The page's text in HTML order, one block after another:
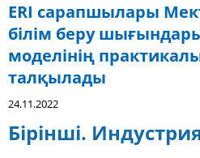
ERI сарапшылары
білім беру
моделінің
талқылады
24.11.2022
Бірінші.